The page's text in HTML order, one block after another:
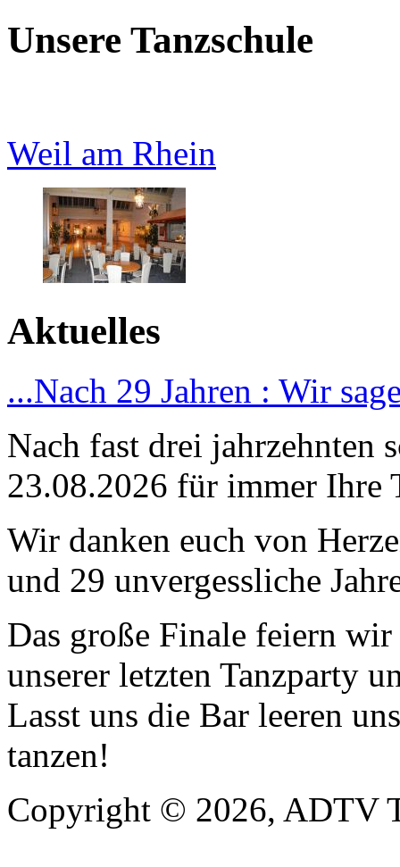
Unsere Tanzschule
Weil am Rhein
Aktuelles
...Nach 29 Jahren : Wir
Nach fast drei jahrzehnten
23.08.2026 für immer Ihre
Wir danken euch von
und 29 unvergessliche
Das große Finale feiern
unserer letzten Tanzparty
Lasst uns die Bar leeren
tanzen!
Copyright © 2026, ADTV